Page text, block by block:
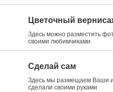
Цветочный
Здесь можно разместить
своими любимчиками
Сделай сам
Здесь мы размещаем Ваши
сделали своими руками